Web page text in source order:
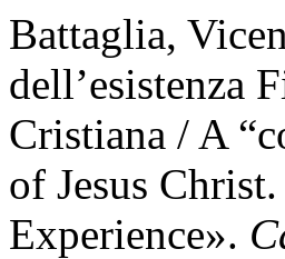
Battaglia,
dell’esistenza
Cristiana / A
of Jesus
Experience».